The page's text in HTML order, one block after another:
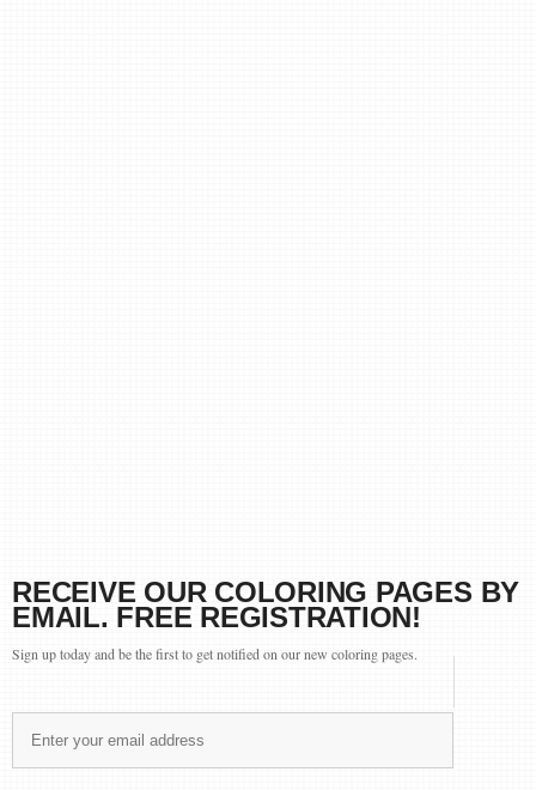
RECEIVE OUR COLORING PAGES BY
EMAIL. FREE REGISTRATION!
Sign up today and be the first to get notified on our new coloring pages.